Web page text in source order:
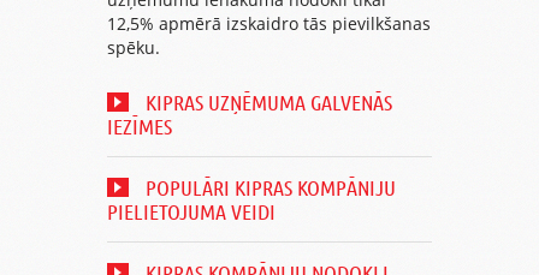
12,5% apmērā izskaidro tās pievilkšanas
spēku.
KIPRAS UZŅĒMUMA GALVENĀS
IEZĪMES
POPULĀRI KIPRAS KOMPĀNIJU
PIELIETOJUMA VEIDI